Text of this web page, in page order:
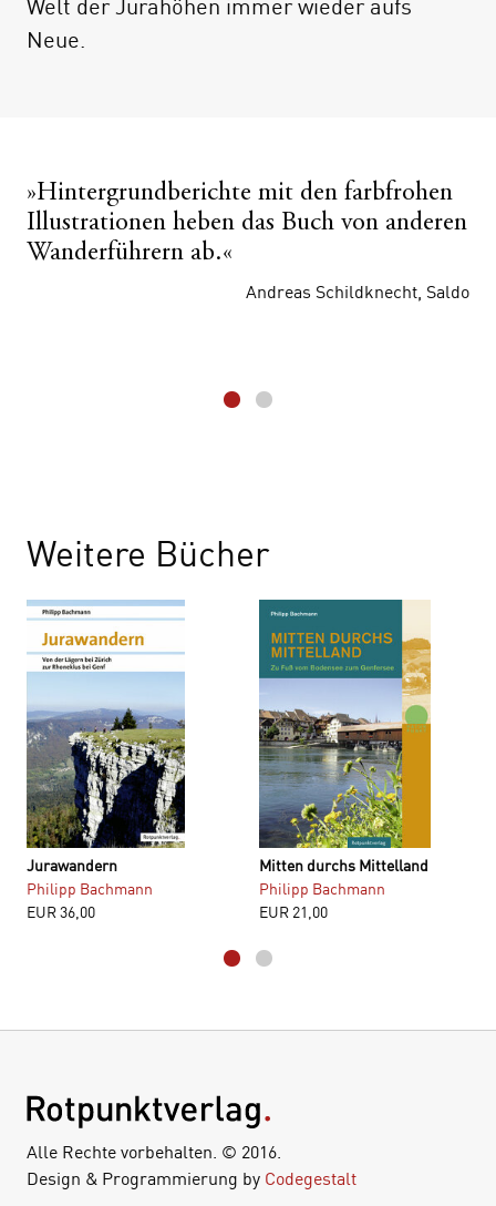
Beispiel auf das jurassische Dorf, das vier
Jahre lang eine freie Republik war, oder auf
Informationen zu Wegen, Unterkünften und
Restaurants nicht.
Welt der Jurahöhen immer wieder aufs
Neue.
»Hintergrundberichte mit den farbfrohen
Illustrationen heben das Buch von anderen
Wanderführern ab.«
Andreas Schildknecht, Saldo
Weitere Bücher
Jurawandern
Philipp Bachmann
EUR36,00
Mitten durchs Mittelland
Philipp Bachmann
EUR 21,00
Alle Rechte vorbehalten. © 2016.
Design & Programmierung by Codegestalt